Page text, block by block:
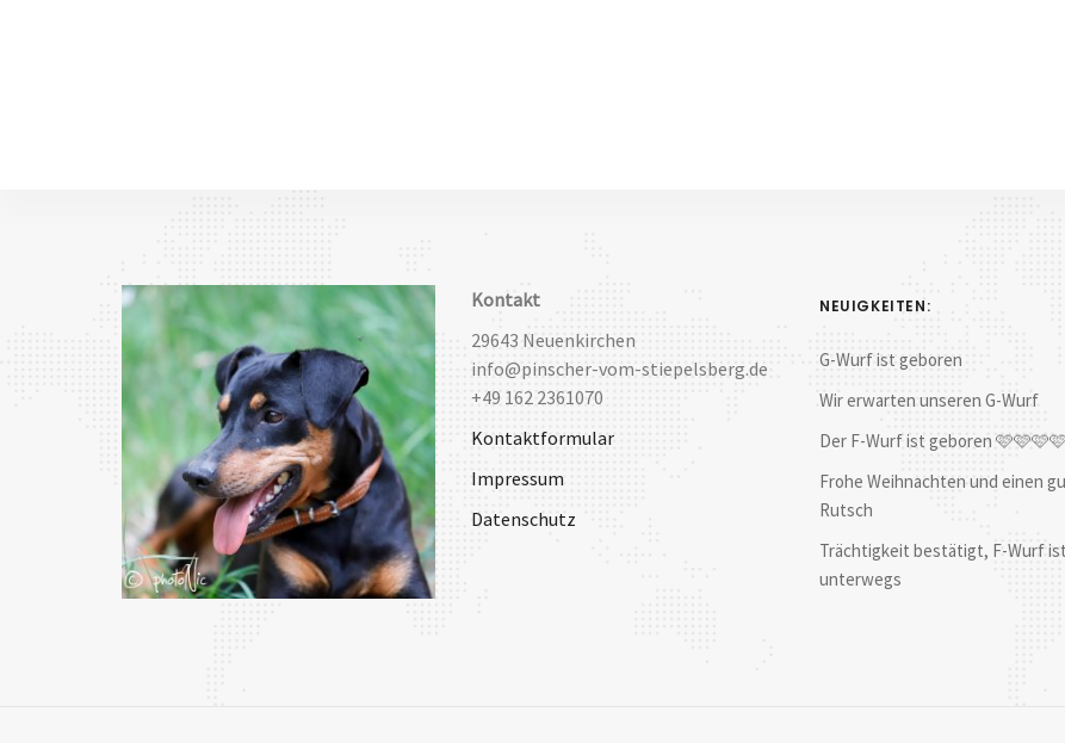
Kontakt
29643 Neuenkirchen
info@pinscher-vom-stiepelsberg.de
+49 162 2361070
Kontaktformular
Impressum
Datenschutz
NEUIGKEITEN:
G-Wurf ist geboren
Wir erwarten unseren G-Wurf
Der F-Wurf ist geboren
Frohe Weihnachten und einen
Rutsch
Trächtigkeit bestätigt, F-Wurf ist
unterwegs